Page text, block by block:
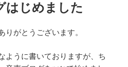
はじめました
りがとうございます。
ように書いておりますが、ち